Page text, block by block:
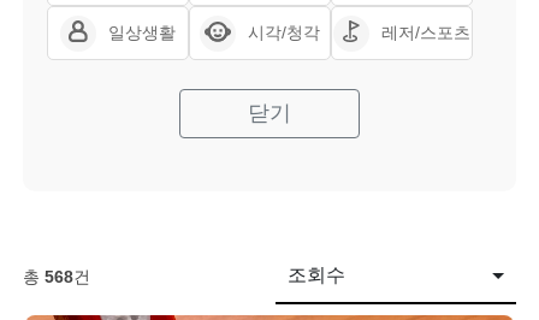
일상생활 시각/청각 레저/스포츠
닫기
총568건 조회수